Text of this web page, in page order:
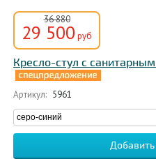
36 880
29 500 руб
Кресло-стул с
Артикул: 5961